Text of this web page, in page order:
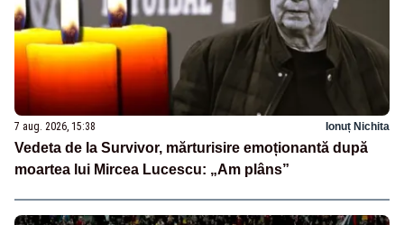
7 aug. 2026, 15:38 Ionuț Nichita
Vedeta de la Survivor, mărturisire emoționantă după
moartea lui Mircea Lucescu: „Am plâns”